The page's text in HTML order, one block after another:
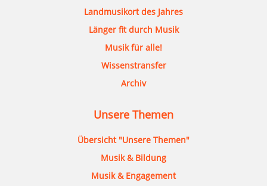
Landmusikort des Jahres
Länger fit durch Musik
Musik für alle!
Wissenstransfer
Archiv
Unsere Themen
Übersicht "Unsere Themen"
Musik & Bildung
Musik & Engagement